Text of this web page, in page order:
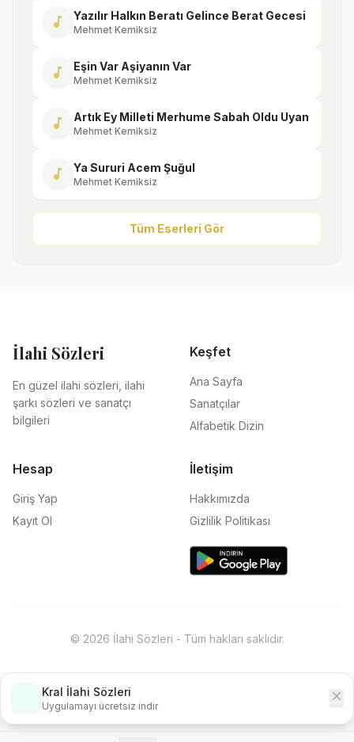
music_note Yazılır Halkın Beratı Gelince Berat Gecesi
Mehmet Kemiksiz
music_note Eşin Var Aşiyanın Var
Mehmet Kemiksiz
music_note Artık Ey Milleti Merhume Sabah Oldu Uyan
Mehmet Kemiksiz
music_note Ya Sururi Acem Şuğul
Mehmet Kemiksiz
Tüm Eserleri Gör
İlahi Sözleri
En güzel ilahi sözleri, ilahi
şarkı sözleri ve sanatçı
bilgileri
Keşfet
Ana Sayfa
Sanatçılar
Alfabetik Dizin
Hesap
Giriş Yap
Kayıt Ol
İletişim
Hakkımızda
Gizlilik Politikası
© 2026 İlahi Sözleri - Tüm hakları saklıdır.
Kral İlahi Sözleri
Uygulamayı ücretsiz indir
close